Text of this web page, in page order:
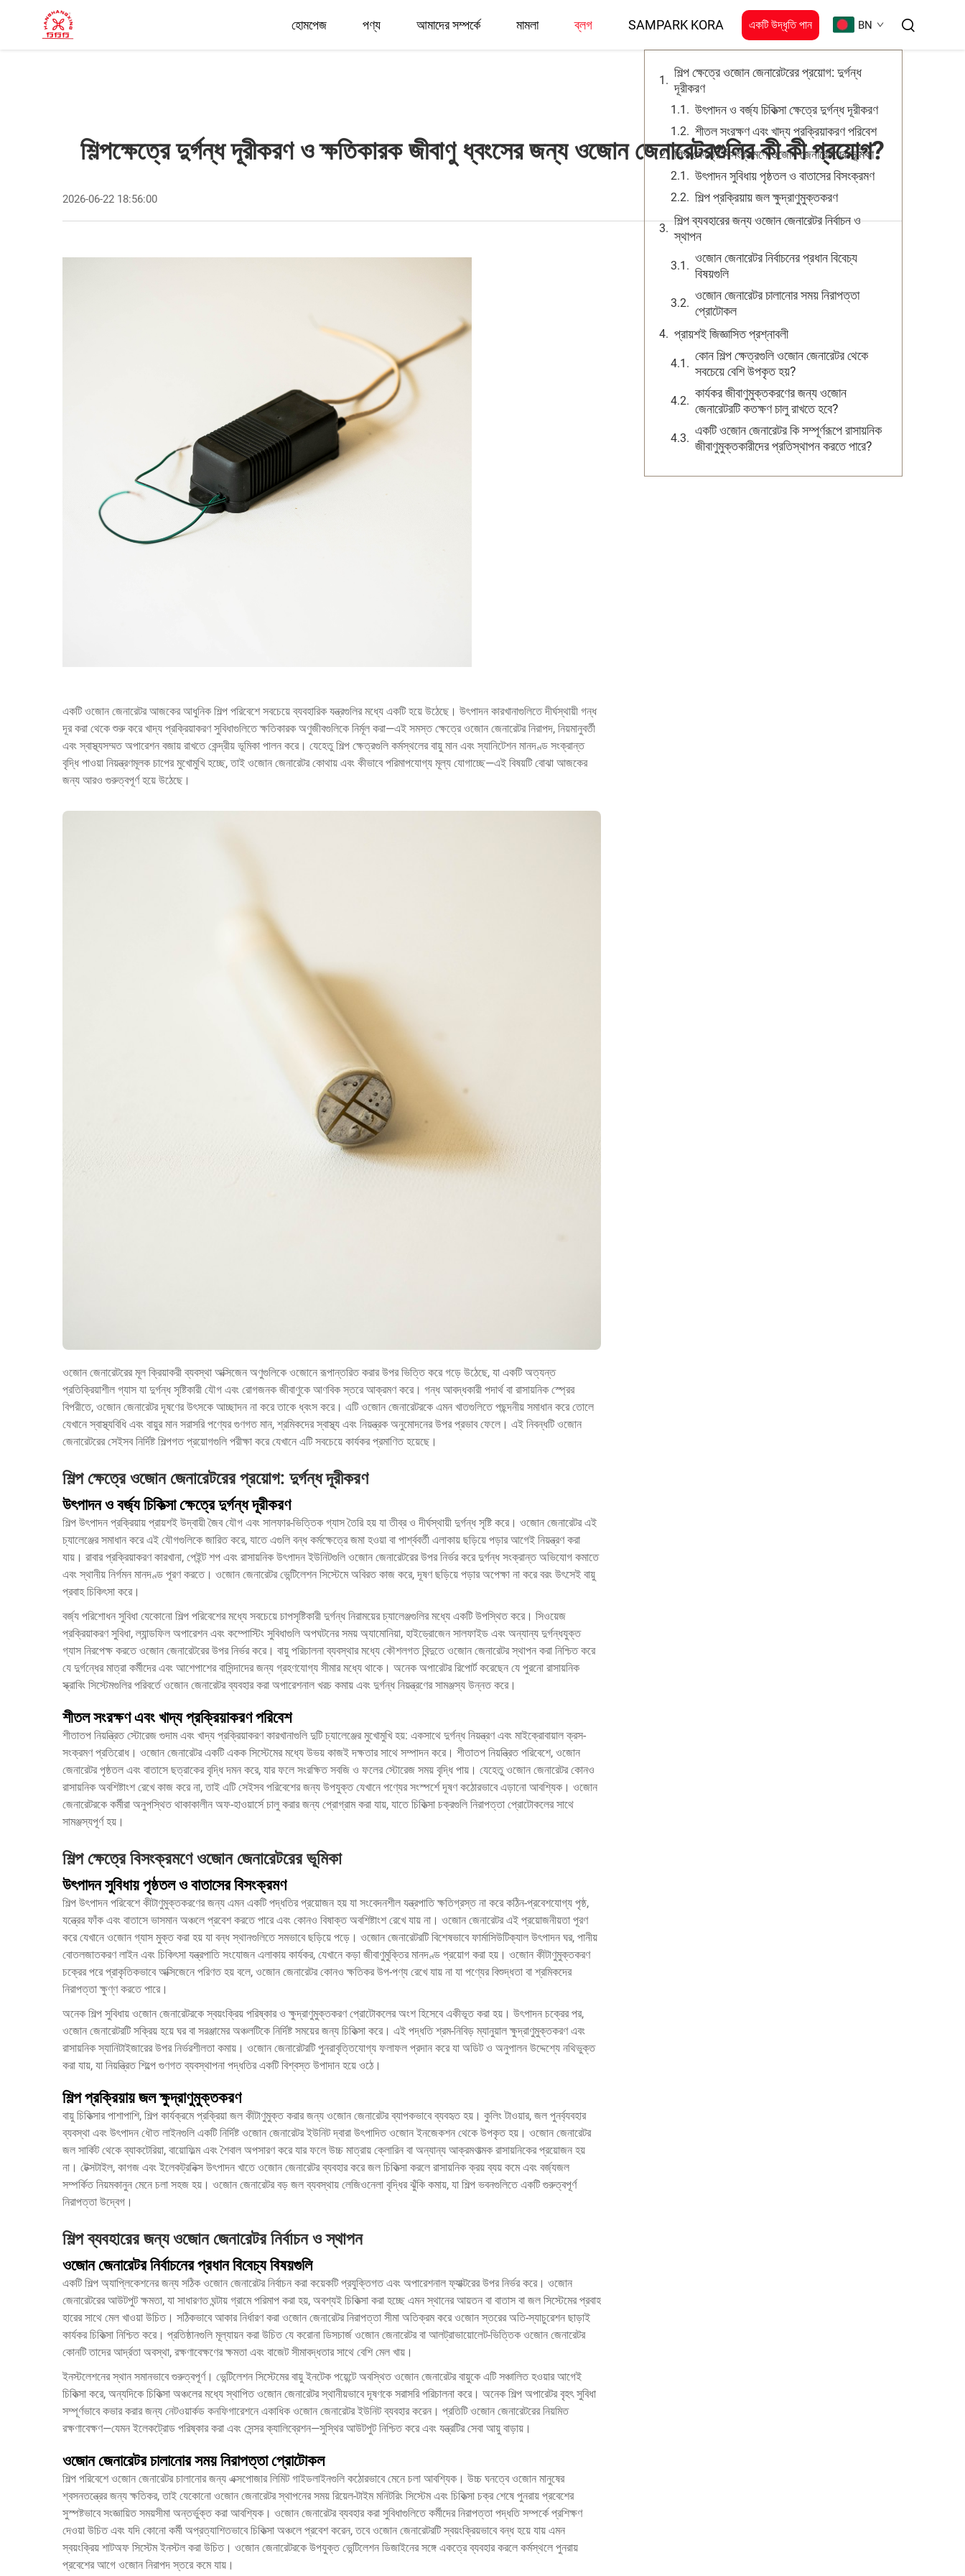
হোমপেজ পণ্য আমাদের সম্পর্কে মামলা ব্লগ SAMPARK KORA একটি উদ্ধৃতি পান BN
শিল্পক্ষেত্রে দুর্গন্ধ দূরীকরণ ও ক্ষতিকারক জীবাণু ধ্বংসের জন্য ওজোন জেনারেটরগুলির কী কী প্রয়োগ?
2026-06-22 18:56:00
একটিওজোন জেনারেটরআজকের আধুনিক শিল্প পরিবেশে সবচেয়ে ব্যবহারিক যন্ত্রগুলির মধ্যে একটি হয়ে উঠেছে। উৎপাদন কারখানাগুলিতে দীর্ঘস্থায়ী গন্ধ
দূর করা থেকে শুরু করে খাদ্য প্রক্রিয়াকরণ সুবিধাগুলিতে ক্ষতিকারক অণুজীবগুলিকে নির্মূল করা—এই সমস্ত ক্ষেত্রে ওজোন জেনারেটর নিরাপদ, নিয়মানুবর্তী
এবং স্বাস্থ্যসম্মত অপারেশন বজায় রাখতে কেন্দ্রীয় ভূমিকা পালন করে। যেহেতু শিল্প ক্ষেত্রগুলি কর্মস্থলের বায়ু মান এবং স্যানিটেশন মানদণ্ড সংক্রান্ত
বৃদ্ধি পাওয়া নিয়ন্ত্রণমূলক চাপের মুখোমুখি হচ্ছে, তাই ওজোন জেনারেটর কোথায় এবং কীভাবে পরিমাপযোগ্য মূল্য যোগাচ্ছে—এই বিষয়টি বোঝা আজকের
জন্য আরও গুরুত্বপূর্ণ হয়ে উঠেছে।
ওজোন জেনারেটরের মূল ক্রিয়াকরী ব্যবস্থা অক্সিজেন অণুগুলিকে ওজোনে রূপান্তরিত করার উপর ভিত্তি করে গড়ে উঠেছে, যা একটি অত্যন্ত
প্রতিক্রিয়াশীল গ্যাস যা দুর্গন্ধ সৃষ্টিকারী যৌগ এবং রোগজনক জীবাণুকে আণবিক স্তরে আক্রমণ করে। গন্ধ আবদ্ধকারী পদার্থ বা রাসায়নিক স্প্রের
বিপরীতে, ওজোন জেনারেটর দূষণের উৎসকে আচ্ছাদন না করে তাকে ধ্বংস করে। এটি ওজোন জেনারেটরকে এমন খাতগুলিতে পছন্দনীয় সমাধান করে তোলে
যেখানে স্বাস্থ্যবিধি এবং বায়ুর মান সরাসরি পণ্যের গুণগত মান, শ্রমিকদের স্বাস্থ্য এবং নিয়ন্ত্রক অনুমোদনের উপর প্রভাব ফেলে। এই নিবন্ধটি ওজোন
জেনারেটরের সেইসব নির্দিষ্ট শিল্পগত প্রয়োগগুলি পরীক্ষা করে যেখানে এটি সবচেয়ে কার্যকর প্রমাণিত হয়েছে।
শিল্প ক্ষেত্রে ওজোন জেনারেটরের প্রয়োগ: দুর্গন্ধ দূরীকরণ
উৎপাদন ও বর্জ্য চিকিত্সা ক্ষেত্রে দুর্গন্ধ দূরীকরণ
শিল্প উৎপাদন প্রক্রিয়ায় প্রায়শই উদ্বায়ী জৈব যৌগ এবং সালফার-ভিত্তিক গ্যাস তৈরি হয় যা তীব্র ও দীর্ঘস্থায়ী দুর্গন্ধ সৃষ্টি করে। ওজোন জেনারেটর এই
চ্যালেঞ্জের সমাধান করে এই যৌগগুলিকে জারিত করে, যাতে এগুলি বন্ধ কর্মক্ষেত্রে জমা হওয়া বা পার্শ্ববর্তী এলাকায় ছড়িয়ে পড়ার আগেই নিয়ন্ত্রণ করা
যায়। রাবার প্রক্রিয়াকরণ কারখানা, পেইন্ট শপ এবং রাসায়নিক উৎপাদন ইউনিটগুলি ওজোন জেনারেটরের উপর নির্ভর করে দুর্গন্ধ সংক্রান্ত অভিযোগ কমাতে
এবং স্থানীয় নির্গমন মানদণ্ড পূরণ করতে। ওজোন জেনারেটর ভেন্টিলেশন সিস্টেমে অবিরত কাজ করে, দূষণ ছড়িয়ে পড়ার অপেক্ষা না করে বরং উৎসেই বায়ু
প্রবাহ চিকিৎসা করে।
বর্জ্য পরিশোধন সুবিধা যেকোনো শিল্প পরিবেশের মধ্যে সবচেয়ে চাপসৃষ্টিকারী দুর্গন্ধ নিরাময়ের চ্যালেঞ্জগুলির মধ্যে একটি উপস্থিত করে। সিওয়েজ
প্রক্রিয়াকরণ সুবিধা, ল্যান্ডফিল অপারেশন এবং কম্পোস্টিং সুবিধাগুলি অপঘটনের সময় অ্যামোনিয়া, হাইড্রোজেন সালফাইড এবং অন্যান্য দুর্গন্ধযুক্ত
গ্যাস নিরপেক্ষ করতে ওজোন জেনারেটরের উপর নির্ভর করে। বায়ু পরিচালনা ব্যবস্থার মধ্যে কৌশলগত বিন্দুতে ওজোন জেনারেটর স্থাপন করা নিশ্চিত করে
যে দুর্গন্ধের মাত্রা কর্মীদের এবং আশেপাশের বাসিন্দাদের জন্য গ্রহণযোগ্য সীমার মধ্যে থাকে। অনেক অপারেটর রিপোর্ট করেছেন যে পুরনো রাসায়নিক
স্ক্রাবিং সিস্টেমগুলির পরিবর্তে ওজোন জেনারেটর ব্যবহার করা অপারেশনাল খরচ কমায় এবং দুর্গন্ধ নিয়ন্ত্রণের সামঞ্জস্য উন্নত করে।
শীতল সংরক্ষণ এবং খাদ্য প্রক্রিয়াকরণ পরিবেশ
শীতাতপ নিয়ন্ত্রিত স্টোরেজ গুদাম এবং খাদ্য প্রক্রিয়াকরণ কারখানাগুলি দুটি চ্যালেঞ্জের মুখোমুখি হয়: একসাথে দুর্গন্ধ নিয়ন্ত্রণ এবং মাইক্রোবায়াল ক্রস-
সংক্রমণ প্রতিরোধ। ওজোন জেনারেটর একটি একক সিস্টেমের মধ্যে উভয় কাজই দক্ষতার সাথে সম্পাদন করে। শীতাতপ নিয়ন্ত্রিত পরিবেশে, ওজোন
জেনারেটর পৃষ্ঠতল এবং বাতাসে ছত্রাকের বৃদ্ধি দমন করে, যার ফলে সংরক্ষিত সবজি ও ফলের স্টোরেজ সময় বৃদ্ধি পায়। যেহেতু ওজোন জেনারেটর কোনও
রাসায়নিক অবশিষ্টাংশ রেখে কাজ করে না, তাই এটি সেইসব পরিবেশের জন্য উপযুক্ত যেখানে পণ্যের সংস্পর্শে দূষণ কঠোরভাবে এড়ানো আবশ্যিক। ওজোন
জেনারেটরকে কর্মীরা অনুপস্থিত থাকাকালীন অফ-হাওয়ার্সে চালু করার জন্য প্রোগ্রাম করা যায়, যাতে চিকিত্সা চক্রগুলি নিরাপত্তা প্রোটোকলের সাথে
সামঞ্জস্যপূর্ণ হয়।
শিল্প ক্ষেত্রে বিসংক্রমণে ওজোন জেনারেটরের ভূমিকা
উৎপাদন সুবিধায় পৃষ্ঠতল ও বাতাসের বিসংক্রমণ
শিল্প উৎপাদন পরিবেশে কীটাণুমুক্তকরণের জন্য এমন একটি পদ্ধতির প্রয়োজন হয় যা সংবেদনশীল যন্ত্রপাতি ক্ষতিগ্রস্ত না করে কঠিন-প্রবেশযোগ্য পৃষ্ঠ,
যন্ত্রের ফাঁক এবং বাতাসে ভাসমান অঞ্চলে প্রবেশ করতে পারে এবং কোনও বিষাক্ত অবশিষ্টাংশ রেখে যায় না। ওজোন জেনারেটর এই প্রয়োজনীয়তা পূরণ
করে যেখানে ওজোন গ্যাস মুক্ত করা হয় যা বন্ধ স্থানগুলিতে সমভাবে ছড়িয়ে পড়ে। ওজোন জেনারেটরটি বিশেষভাবে ফার্মাসিউটিক্যাল উৎপাদন ঘর, পানীয়
বোতলজাতকরণ লাইন এবং চিকিৎসা যন্ত্রপাতি সংযোজন এলাকায় কার্যকর, যেখানে কড়া জীবাণুমুক্তির মানদণ্ড প্রয়োগ করা হয়। ওজোন কীটাণুমুক্তকরণ
চক্রের পরে প্রাকৃতিকভাবে অক্সিজেনে পরিণত হয় বলে, ওজোন জেনারেটর কোনও ক্ষতিকর উপ-পণ্য রেখে যায় না যা পণ্যের বিশুদ্ধতা বা শ্রমিকদের
নিরাপত্তা ক্ষুণ্ণ করতে পারে।
অনেক শিল্প সুবিধায় ওজোন জেনারেটরকে স্বয়ংক্রিয় পরিষ্কার ও ক্ষুদ্রাণুমুক্তকরণ প্রোটোকলের অংশ হিসেবে একীভূত করা হয়। উৎপাদন চক্রের পর,
ওজোন জেনারেটরটি সক্রিয় হয়ে ঘর বা সরঞ্জামের অঞ্চলটিকে নির্দিষ্ট সময়ের জন্য চিকিত্সা করে। এই পদ্ধতি শ্রম-নিবিড় ম্যানুয়াল ক্ষুদ্রাণুমুক্তকরণ এবং
রাসায়নিক স্যানিটাইজারের উপর নির্ভরশীলতা কমায়। ওজোন জেনারেটরটি পুনরাবৃত্তিযোগ্য ফলাফল প্রদান করে যা অডিট ও অনুপালন উদ্দেশ্যে নথিভুক্ত
করা যায়, যা নিয়ন্ত্রিত শিল্পে গুণগত ব্যবস্থাপনা পদ্ধতির একটি বিশ্বস্ত উপাদান হয়ে ওঠে।
শিল্প প্রক্রিয়ায় জল ক্ষুদ্রাণুমুক্তকরণ
বায়ু চিকিত্সার পাশাপাশি, শিল্প কার্যক্রমে প্রক্রিয়া জল কীটাণুমুক্ত করার জন্য ওজোন জেনারেটর ব্যাপকভাবে ব্যবহৃত হয়। কুলিং টাওয়ার, জল পুনর্ব্যবহার
ব্যবস্থা এবং উৎপাদন ধৌত লাইনগুলি একটি নির্দিষ্ট ওজোন জেনারেটর ইউনিট দ্বারা উৎপাদিত ওজোন ইনজেকশন থেকে উপকৃত হয়। ওজোন জেনারেটর
জল সার্কিট থেকে ব্যাকটেরিয়া, বায়োফিল্ম এবং শৈবাল অপসারণ করে যার ফলে উচ্চ মাত্রায় ক্লোরিন বা অন্যান্য আক্রমণাত্মক রাসায়নিকের প্রয়োজন হয়
না। টেক্সটাইল, কাগজ এবং ইলেকট্রনিক্স উৎপাদন খাতে ওজোন জেনারেটর ব্যবহার করে জল চিকিত্সা করলে রাসায়নিক ক্রয় ব্যয় কমে এবং বর্জ্যজল
সম্পর্কিত নিয়মকানুন মেনে চলা সহজ হয়। ওজোন জেনারেটর বড় জল ব্যবস্থায় লেজিওনেলা বৃদ্ধির ঝুঁকি কমায়, যা শিল্প ভবনগুলিতে একটি গুরুত্বপূর্ণ
নিরাপত্তা উদ্বেগ।
শিল্প ব্যবহারের জন্য ওজোন জেনারেটর নির্বাচন ও স্থাপন
ওজোন জেনারেটর নির্বাচনের প্রধান বিবেচ্য বিষয়গুলি
একটি শিল্প অ্যাপ্লিকেশনের জন্য সঠিক ওজোন জেনারেটর নির্বাচন করা কয়েকটি প্রযুক্তিগত এবং অপারেশনাল ফ্যাক্টরের উপর নির্ভর করে। ওজোন
জেনারেটরের আউটপুট ক্ষমতা, যা সাধারণত ঘন্টায় গ্রামে পরিমাপ করা হয়, অবশ্যই চিকিত্সা করা হচ্ছে এমন স্থানের আয়তন বা বাতাস বা জল সিস্টেমের প্রবাহ
হারের সাথে মেল খাওয়া উচিত। সঠিকভাবে আকার নির্ধারণ করা ওজোন জেনারেটর নিরাপত্তা সীমা অতিক্রম করে ওজোন স্তরের অতি-স্যাচুরেশন ছাড়াই
কার্যকর চিকিত্সা নিশ্চিত করে। প্রতিষ্ঠানগুলি মূল্যায়ন করা উচিত যে করোনা ডিসচার্জ ওজোন জেনারেটর বা আলট্রাভায়োলেট-ভিত্তিক ওজোন জেনারেটর
কোনটি তাদের আর্দ্রতা অবস্থা, রক্ষণাবেক্ষণের ক্ষমতা এবং বাজেট সীমাবদ্ধতার সাথে বেশি মেল খায়।
ইনস্টলেশনের স্থান সমানভাবে গুরুত্বপূর্ণ। ভেন্টিলেশন সিস্টেমের বায়ু ইনটেক পয়েন্টে অবস্থিত ওজোন জেনারেটর বায়ুকে এটি সঞ্চালিত হওয়ার আগেই
চিকিত্সা করে, অন্যদিকে চিকিত্সা অঞ্চলের মধ্যে স্থাপিত ওজোন জেনারেটর স্থানীয়ভাবে দূষণকে সরাসরি পরিচালনা করে। অনেক শিল্প অপারেটর বৃহৎ সুবিধা
সম্পূর্ণভাবে কভার করার জন্য নেটওয়ার্কড কনফিগারেশনে একাধিক ওজোন জেনারেটর ইউনিট ব্যবহার করেন। প্রতিটি ওজোন জেনারেটরের নিয়মিত
রক্ষণাবেক্ষণ—যেমন ইলেকট্রোড পরিষ্কার করা এবং সেন্সর ক্যালিব্রেশন—সুস্থির আউটপুট নিশ্চিত করে এবং যন্ত্রটির সেবা আয়ু বাড়ায়।
ওজোন জেনারেটর চালানোর সময় নিরাপত্তা প্রোটোকল
শিল্প পরিবেশে ওজোন জেনারেটর চালানোর জন্য এক্সপোজার লিমিট গাইডলাইনগুলি কঠোরভাবে মেনে চলা আবশ্যিক। উচ্চ ঘনত্বে ওজোন মানুষের
শ্বসনতন্ত্রের জন্য ক্ষতিকর, তাই যেকোনো ওজোন জেনারেটর স্থাপনের সময় রিয়েল-টাইম মনিটরিং সিস্টেম এবং চিকিত্সা চক্র শেষে পুনরায় প্রবেশের
সুস্পষ্টভাবে সংজ্ঞায়িত সময়সীমা অন্তর্ভুক্ত করা আবশ্যিক। ওজোন জেনারেটর ব্যবহার করা সুবিধাগুলিতে কর্মীদের নিরাপত্তা পদ্ধতি সম্পর্কে প্রশিক্ষণ
দেওয়া উচিত এবং যদি কোনো কর্মী অপ্রত্যাশিতভাবে চিকিত্সা অঞ্চলে প্রবেশ করেন, তবে ওজোন জেনারেটরটি স্বয়ংক্রিয়ভাবে বন্ধ হয়ে যায় এমন
স্বয়ংক্রিয় শাটঅফ সিস্টেম ইনস্টল করা উচিত। ওজোন জেনারেটরকে উপযুক্ত ভেন্টিলেশন ডিজাইনের সঙ্গে একত্রে ব্যবহার করলে কর্মস্থলে পুনরায়
প্রবেশের আগে ওজোন নিরাপদ স্তরে কমে যায়।
বিষয়সূচি
শিল্প ক্ষেত্রে ওজোন জেনারেটরের প্রয়োগ: দুর্গন্ধ
দূরীকরণ
উৎপাদন ও বর্জ্য চিকিত্সা ক্ষেত্রে দুর্গন্ধ দূরীকরণ
শীতল সংরক্ষণ এবং খাদ্য প্রক্রিয়াকরণ পরিবেশ
শিল্প ক্ষেত্রে বিসংক্রমণে ওজোন জেনারেটরের ভূমিকা
উৎপাদন সুবিধায় পৃষ্ঠতল ও বাতাসের বিসংক্রমণ
শিল্প প্রক্রিয়ায় জল ক্ষুদ্রাণুমুক্তকরণ
শিল্প ব্যবহারের জন্য ওজোন জেনারেটর নির্বাচন ও
স্থাপন
ওজোন জেনারেটর নির্বাচনের প্রধান বিবেচ্য
বিষয়গুলি
ওজোন জেনারেটর চালানোর সময় নিরাপত্তা
প্রোটোকল
প্রায়শই জিজ্ঞাসিত প্রশ্নাবলী
কোন শিল্প ক্ষেত্রগুলি ওজোন জেনারেটর থেকে
সবচেয়ে বেশি উপকৃত হয়?
কার্যকর জীবাণুমুক্তকরণের জন্য ওজোন
জেনারেটরটি কতক্ষণ চালু রাখতে হবে?
একটি ওজোন জেনারেটর কি সম্পূর্ণরূপে রাসায়নিক
জীবাণুমুক্তকারীদের প্রতিস্থাপন করতে পারে?